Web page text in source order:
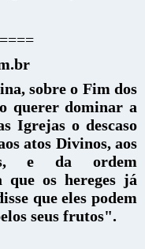
sobre o Fim dos
querer dominar a
Igrejas o descaso
atos Divinos, aos
e da ordem
que os hereges já
que eles podem
seus frutos".